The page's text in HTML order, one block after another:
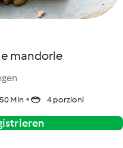
mandorle
Min 4 porzioni